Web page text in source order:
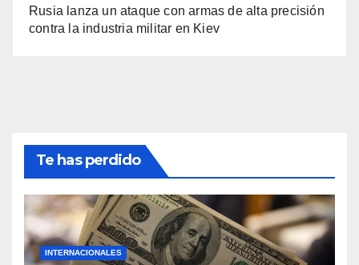
Rusia lanza un ataque con armas de alta precisión
contra la industria militar en Kiev
Te has perdido
INTERNACIONALES